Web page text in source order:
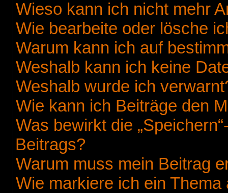
Wieso kann ich nicht mehr
Wie bearbeite oder lösche
Warum kann ich auf
Weshalb kann ich keine
Weshalb wurde ich
Wie kann ich Beiträge den
Was bewirkt die
Beitrags?
Warum muss mein Beitrag
Wie markiere ich ein Thema